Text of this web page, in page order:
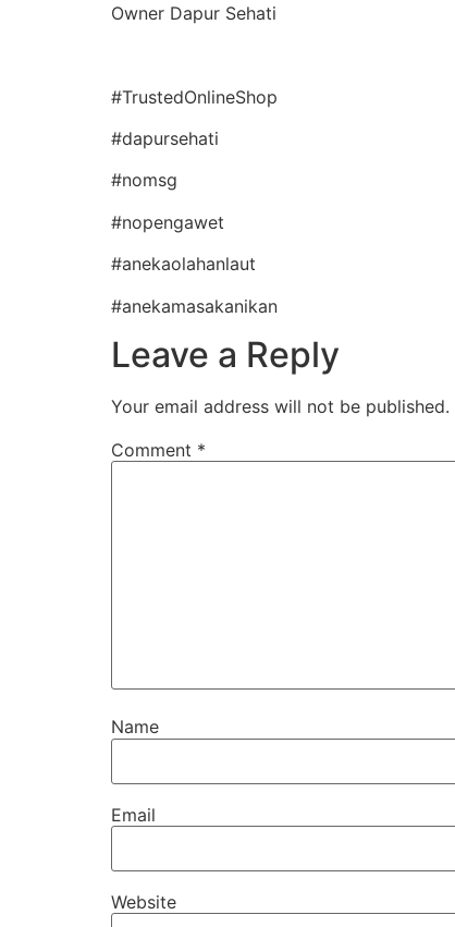
Owner Dapur Sehati
#TrustedOnlineShop
#dapursehati
#nomsg
#nopengawet
#anekaolahanlaut
#anekamasakanikan
Leave a Reply
Your email address will not be published.
Comment *
Name
Email
Website